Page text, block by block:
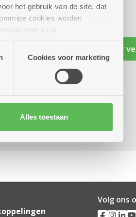
het gebruik van de site, dat
cookies worden
over jouw
kunnen deze gegevens
Cookies voor marketing
Alles toestaan
Reserveer
Volg ons